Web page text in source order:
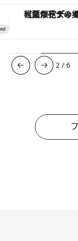
ヴァシュロン・コンスタンタン「オーヴァ
3 /6